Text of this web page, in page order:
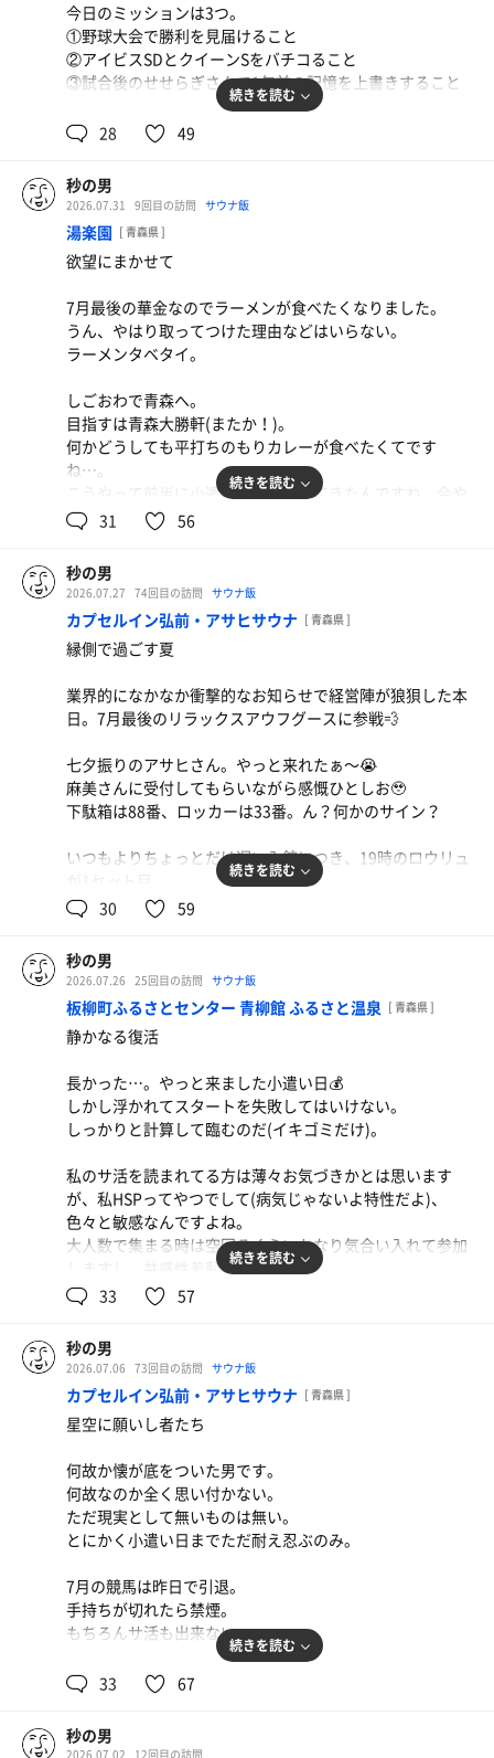
のぼせてきた。
THEビジターな挙動で行き場所もなく逃げるように外へ。
サウナ前なのでチェアはお預け。
見上げた空には無数のトンボ。
結構とんでもない数のトンボ。
うじゃうじゃ飛んでるトンボ。
ま、上空から見たら人間も同じように見えてるのかもしれ
ないな、と思ったら何となく見慣れてきた(笑)。
るも満員御礼。
いやー時間帯しくったか…。
次の予定(サ飯)も考えたらタイムアップ。
まさかの沼館初のノーサウナノー水風呂でフィニッシュの
それでも秘伝水900mlはゲット。
チェアは次回に持ち越し！
ノーノーをキメたのにコレ書いてサ活になるのか!?と我な
がら疑問に思いつつ、サ飯会場の飯友さんへ💨
まるで常連かのように「こんばんは〜😊はちこう大盛で
✋」と注文して久々のはちこう焼きそば✨
ね〜💫
美味かったなぁ〜💕
ん？
ちっちゃいことは気にするな、ソレ、ﾜｶﾁｺﾜｶﾁｺ〜♪
見覚えのあり過ぎる景色。私が一番近くに住んでいること
がその時にわかった。
今思えば、その写真一枚撮るのも、それを送るために指先
を動かすことさえやっとだったはず。
6月14日。彼からの最後のLINEは写真を見た私の「俺のす
ぐ近くじゃねえかよw」への返信「即バレw」。
あれから一ヶ月半。
彼の戦いは終わった。
負けも勝ちもない、彼は我々が生きる物質世界から旅立っ
た。
49日の旅路の果てに辿り着いた先から我々に「やってんな
下界w」と軽口を叩いてくれることを待っている。
今日彼は荼毘に付された。
友人という立場でありながら火葬炉の扉が閉まるその時ま
で見送らせてくれた奥様には感謝に堪えません。
奥様の彼への想いは奥様だけのものだけど、それを思うと
今も胸が痛みます。
さすがに収骨までは差し出がまし過ぎるので、静かに火葬
すことに…。
サ室で目を閉じるといろんな思い出が脳裏を巡る。
目を開けるとあっという間に時間が過ぎていた。
熱耐性が低いサウナーの私がこんなに長く入ったのは初め
キンキンの水風呂からの露天の床に座って休憩。
まさに渾1。
その後、通夜に参列。
次の世界までの旅の無事を祈った。
「俺らもうちょっとだけこっちいるわ。そのうち行くから
生きるのは試練。最期まで生き抜いた彼を手本にして明日
今日のミッションは3つ。
①野球大会で勝利を見届けること
②アイビスSDとクイーンSをバチコること
③試合後のせせらぎさんで1年前の記憶を上書きすること
まずは①。声出しに全力を尽くすも乱打戦で敗退…。
でも相手打線の方が上回ってた。相次ぐ送球ミスで失った
点数がなければ…というのは結果論。来年またパワーアッ
プして勝ちに行こう！
私は戦力にはなれませんが😅
安定のタコ負け🐙今週もJRAの養分に。
相変わらずセンスがない自分に嫌気が差す。
残りは③。さすがにこれで同じ轍を踏んだらキングオブ不
運の名を欲しいままにしてしまうので、球場から向かう途
中の車内で水分補給をしっかりと摂って気合を入れる。
道中、むむむさんから「せせらぐ？」の連絡があり、「今
向かってます」と即返信。
どうやら援軍に駆けつけてくれる模様✨
約1ヶ月ぶりのホーム・せせらぎさん。
1年前に野球とは全く関係のない「浴槽で肉離れ」という
離れ業をやってのけた私…。
あの時の記憶が鮮明に甦り、右のふくらはぎが少し疼いた
ような気がしました…🙄
洗体を済ませていざリベンジの刻。
あの時のトラウマを今こそ払拭するのだ…！
ソロ〜リ🦶ﾁｬﾌﾟﾝ💦
クリアーー‼️(イロモネアのクリア時の音楽♪)
これで上書き達成〜っ！
あとはサウナを楽しむだけだ🙌
サ室のテレビではバレーボール🏐
全然詳しくないけど、バレーボールやバスケットボール、
テニスやバドミントンはプレーのテンポと区切りがいいの
で素人でも見やすいし、サウナとの相性もいいような気が
実際にタイムアウトやセット終わりで出入りがあるのであ
ながち間違ってないと思う。
ェアが埋まってる👀
なので脱衣所の業務用サーキュレーター前で仁王立ち。
そこに推しちゃん登場✨
「だいぶ久し振りじゃない？おかえり🤗」のお声がけで
①②のミッション失敗は一瞬にして帳消し。
秒の男は元気を取り戻した。
2セット目からむむむさん＆S本さんと合流し、計3セッ
ト。最後は露天のチェアでしっかり休憩💫
コツコツJRAから引き出したむむむさんにノンアル＆推し
長めのコミニケタイムもあって大満足💨
次はバチコリ勝ってせせらぎグッズ集めるぞー！
Tシャツ、トートバッグ、キーホルダー絶賛販売中です✨
続きを読む
28 49
秒の男
2026.07.31 9回目の訪問 サウナ飯
湯楽園 [ 青森県 ]
欲望にまかせて
7月最後の華金なのでラーメンが食べたくなりました。
うん、やはり取ってつけた理由などはいらない。
ラーメンタベタイ。
しごおわで青森へ。
目指すは青森大勝軒(またか！)。
何かどうしても平打ちのもりカレーが食べたくてです
ね…。
こうやって前半に小遣いを激減させてきたんですね、今や
っと気付きました💸
到着してカウンター1番へ。
店員さんにいろんな指導をしながらもフロアも調理もこな
す店長の姿はとにかくカッコいい✨
やはりマネジメントするためには、まずオペレーションが
一流であることは絶対条件ですね。説得力がある。
四流サラリーマンのまま25年ぐらいになる己の情けなさと
言ったらないなぁ…(´д｀;)ﾄﾎﾎ…
そんなこんなで平打ち麺のもりカレー山盛り着丼💨
ザク玉トッピングしたので0キロカロリー🧅
途中でニンニグぶち込んでスタミナ仕様にして完食🧄
欲望は満たされた。
サ前飯がバチコリキマったのでサ活。
たくて…となるとここは安定の湯楽園さん♨️
夏休みで週末で夜だもの、チョイスを間違えてあっちに行
ったら多分地獄を見る。サ前飯の満足感を打ち消すわけに
はいきませんからね…。
ヨシ、混んでない😊
洗体を済ませて下茹ではもちろんでんき風呂！
4パターンを2周して、水通しからの渾1😤
上段で気合いの10分。滝汗。イイ感じ。
水風呂へ。丁度いい冷たさ👍️
大きな鯉がずっとこっちを見ている…👀
そして休憩。リクライニングに寝そべり放心。
ああ…いい日だ。
出来ることなら帰りたくない。
雨だし、運転面倒くさい😇
ま、空港道路も開放の時間になったし、ダラダラ帰ります
か💫
続きを読む
31 56
秒の男
2026.07.27 74回目の訪問 サウナ飯
カプセルイン弘前・アサヒサウナ [ 青森県 ]
縁側で過ごす夏
業界的になかなか衝撃的なお知らせで経営陣が狼狽した本
日。7月最後のリラックスアウフグースに参戦💨
七夕振りのアサヒさん。やっと来れたぁ〜😭
麻美さんに受付してもらいながら感慨ひとしお🥹
下駄箱は88番、ロッカーは33番。ん？何かのサイン？
いつもよりちょっとだけ遅い入館につき、19時のロウリュ
本日も麗しい工藤さん🧚‍♀️からいただく熱波の有難さといっ
不肖・秒の男、恥ずかしながら帰って参りました！
1セット目にしてあまみバチコリ🔥
今日のリラックスアウフグース🌿でもキマる予感しかしま
せん💫
①5枠10番(19時のロウリュ)
②2枠3番
③5枠9番
メインレースは14頭立て。
本日の香りはオーク→麦茶→カモミールのラインナップ。
BGMは小川のせせらぎと風鈴の音🎐
麦茶の香りの時に目を閉じると…田舎のおばあちゃん家の
縁側で過ごす夏の暑い日のイメージが浮かぶ…。
でもそんな情景を作り上げる工藤さん🧚‍♀️🌿はやはりプロフ
ェッショナルです✨
そりゃファンも増える一方だとあらためて思いました。
無事に完走し、水風呂の定位置にて冷却。
虫刺され箇所が疼いて少し痒かったけどそんなものを軽く
凌駕するほどキマりまくり💫
本日も最高の月曜日の締めとなりました🙌
上がって一服タイム🚬で喫煙所へ。
玉座に腰掛けると何か風景が違う👀
あっ！トルネックスが無い！
老朽化したのかなぁ…まああれもメンテ代高いしなぁ…な
どと考えながら二服🚬
帰り際に決め台詞「おかげさまでした〜」を工藤さんと麻
ためにサ飯に向かいましたとさ。
続きを読む
30 59
秒の男
2026.07.26 25回目の訪問 サウナ飯
板柳町ふるさとセンター 青柳館 ふるさと温泉 [ 青森県 ]
静かなる復活
長かった…。やっと来ました小遣い日💰️
しかし浮かれてスタートを失敗してはいけない。
しっかりと計算して臨むのだ(イキゴミだけ)。
私のサ活を読まれてる方は薄々お気づきかとは思います
が、私HSPってやつでして(病気じゃないよ特性だよ)、
色々と敏感なんですよね。
大人数で集まる時は空回るくらいかなり気合い入れて参加
しますし、共感性羞恥もヤバイ。
仕事中でも何となく良くない空気を感じると居心地悪いを
に駆け込むし(これは多分病気)、自分に対する他人の気持
ちを勝手に想像しすぎて具合が悪くなることもしばしば。
要は面倒くさい奴なんです。
大人数でウェーイなんてもってのほか。
盛り上がるのは嫌いではないんです。
集団心理に飲み込まれてる自分に気付いた時の嫌悪感が尋
常じゃないんです。
さて、どうでもいいパーソナルな話はこれくらいにして、
サ活も馬活も復帰戦な本日。
午後にミッションを控えていたので午前中にサクッと
WINS津軽さんへ行って関屋記念の馬券を購入。
出先で関屋記念を観戦して華麗なるヒモ決着。
続きを読む
33 57
秒の男
2026.07.06 73回目の訪問 サウナ飯
カプセルイン弘前・アサヒサウナ [ 青森県 ]
星空に願いし者たち
何故か懐が底をついた男です。
何故なのか全く思い付かない。
ただ現実として無いものは無い。
とにかく小遣い日までただ耐え忍ぶのみ。
7月の競馬は昨日で引退。
手持ちが切れたら禁煙。
もちろんサ活も出来ない。
しかし今日は、今日だけは何としても行かねばならぬの
みんな〜！明日は何の日〜？？
そうだね、七夕だね🎋
続きを読む
33 67
秒の男
2026.07.02 12回目の訪問